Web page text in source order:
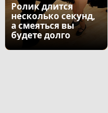
Ролик длится
несколько секунд,
а смеяться вы
будете долго